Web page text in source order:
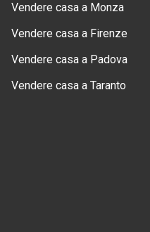
Vendere casa a Monza
Vendere casa a Firenze
Vendere casa a Padova
Vendere casa a Taranto